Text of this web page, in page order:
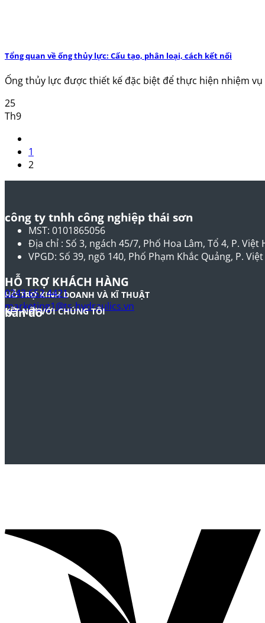
Tổng quan về ống thủy lực: Cấu tạo, phân loại, cách kết nối
Ống thủy lực được thiết kế đặc biệt để thực hiện nhiệm
25
Th9
1
2
công ty tnhh công nghiệp thái sơn
MST: 0101865056
Địa chỉ : Số 3, ngách 45/7, Phố Hoa Lâm, Tổ 4, P. Việt
VPGD: Số 39, ngõ 140, Phố Phạm Khắc Quảng, P.
HỖ TRỢ KHÁCH HÀNG
HỖ TRỢ KINH DOANH VÀ KĨ THUẬT
0243 652 4421
marketing1@ts-hydraulics.vn
KẾT NỐI VỚI CHÚNG TÔI
bản đồ